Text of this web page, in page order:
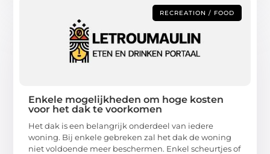
RECREATION / FOOD
Enkele mogelijkheden om hoge kosten
voor het dak te voorkomen
Het dak is een belangrijk onderdeel van iedere
woning. Bij enkele gebreken zal het dak de woning
niet voldoende meer beschermen. Enkel scheurtjes of